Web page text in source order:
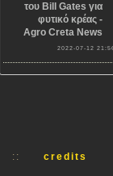
του Bill Gates για
φυτικό κρέας -
Agro Creta News
2022-07-12
:: credits